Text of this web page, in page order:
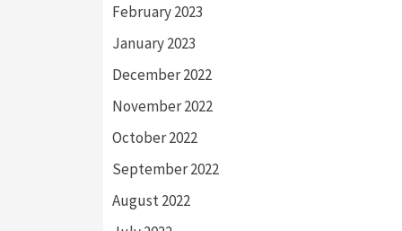
February 2023
January 2023
December 2022
November 2022
October 2022
September 2022
August 2022